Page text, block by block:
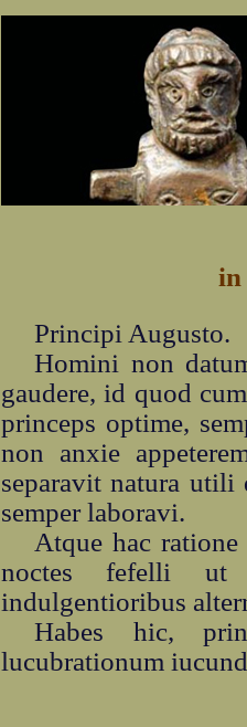
in
Principi Augusto.
Homini non
gaudere, id quod
princeps optime,
non anxie
separavit natura utili
semper laboravi.
Atque hac
noctes fefelli ut
indulgentioribus
Habes hic,
lucubrationum